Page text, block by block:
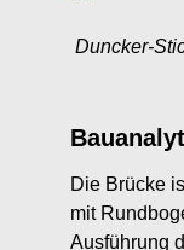
Duncker-
Die Brücke
mit
Ausführung